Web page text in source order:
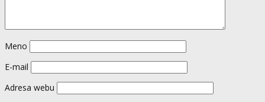
Meno
E-mail
Adresa webu